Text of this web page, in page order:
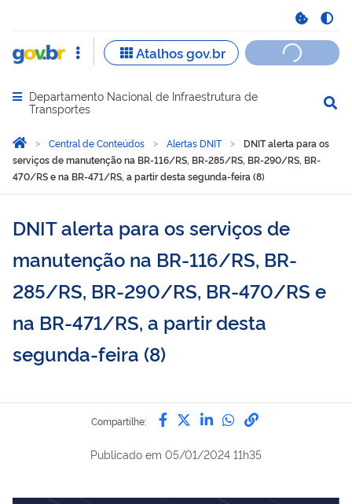
Abrir menu principal de navegação
Departamento Nacional de Infraestrutura de
Transportes
Você está aqui:
Página Inicial
Central de Conteúdos Alertas DNIT
DNIT alerta para os
serviços de manutenção na BR-116/RS, BR-285/RS, BR-290/RS, BR-
470/RS e na BR-471/RS, a partir desta segunda-feira (8)
DNIT alerta para os serviços de
manutenção na BR-116/RS, BR-
285/RS, BR-290/RS, BR-470/RS e
na BR-471/RS, a partir desta
segunda-feira (8)
Compartilhe: Compartilhe por Facebook
Compartilhe por Twitter
Compartilhe por
Compartilhe
link para
Publicado em 05/01/2024 11h35